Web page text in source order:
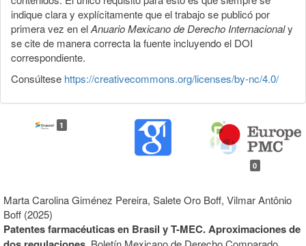
indique clara y explícitamente que el trabajo se publicó por
primera vez en elAnuario Mexicano de Derecho Internacionaly
se cite de manera correcta la fuente incluyendo el DOI
correspondiente.
Consúltese https://creativecommons.org/licenses/by-nc/4.0/
1
0
Marta Carolina Giménez Pereira, Salete Oro Boff, Vilmar Antônio
Boff (2025)
Patentes farmacéuticas en Brasil y T-MEC. Aproximaciones de